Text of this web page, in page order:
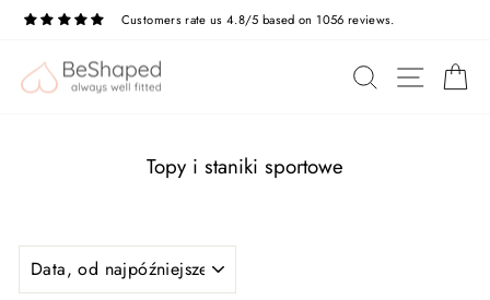
Przejdź
Customers rate us 4.8/5 based on 1056 reviews.
SZUKAJ
Topy i staniki sportowe